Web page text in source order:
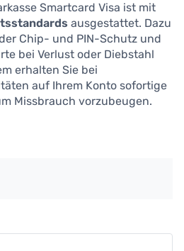
Smartcard Visa ist mit
ausgestattet. Dazu
Chip- und PIN-Schutz und
bei Verlust oder Diebstahl
erhalten Sie bei
auf Ihrem Konto sofortige
Missbrauch vorzubeugen.